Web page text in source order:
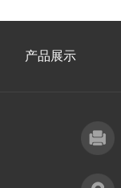
产品展示